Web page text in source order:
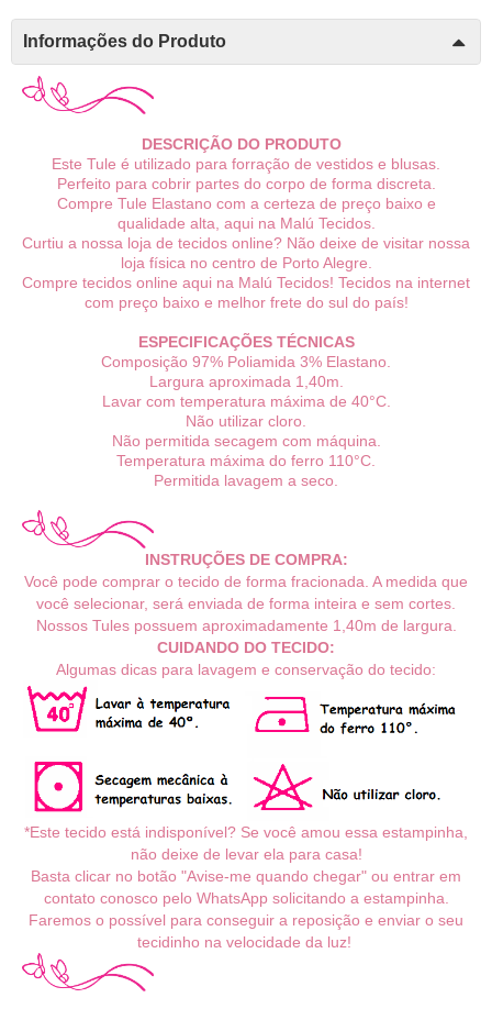
Informações do Produto
DESCRIÇÃO DO PRODUTO
Este Tule é utilizado para forração de vestidos e blusas.
Perfeito para cobrir partes do corpo de forma discreta.
Compre Tule Elastano com a certeza de preço baixo e
qualidade alta, aqui na Malú Tecidos.
Curtiu a nossa loja de tecidos online? Não deixe de visitar nossa
loja física no centro de Porto Alegre.
Compre tecidos online aqui na Malú Tecidos! Tecidos na internet
com preço baixo e melhor frete do sul do país!
ESPECIFICAÇÕES TÉCNICAS
Composição 97% Poliamida 3% Elastano.
Largura aproximada 1,40m.
Lavar com temperatura máxima de 40°C.
Não utilizar cloro.
Não permitida secagem com máquina.
Temperatura máxima do ferro 110°C.
Permitida lavagem a seco.
INSTRUÇÕES DE COMPRA:
Você pode comprar o tecido de forma fracionada. A medida que
você selecionar, será enviada de forma inteira e sem cortes.
Nossos Tules possuem aproximadamente 1,40m de largura.
CUIDANDO DO TECIDO:
Algumas dicas para lavagem e conservação do tecido:
*Este tecido está indisponível? Se você amou essa estampinha,
não deixe de levar ela para casa!
Basta clicar no botão "Avise-me quando chegar" ou entrar em
contato conosco pelo WhatsApp solicitando a estampinha.
Faremos o possível para conseguir a reposição e enviar o seu
tecidinho na velocidade da luz!